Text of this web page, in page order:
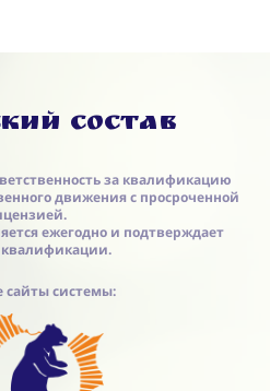
состав
за квалификацию
движения с просроченной
ежегодно и подтверждает
сайты системы: